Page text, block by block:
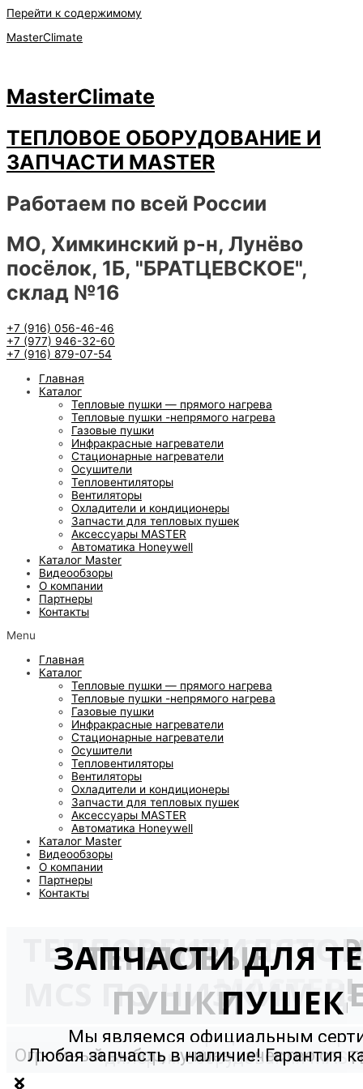
Перейти к содержимому
MasterClimate
MasterClimate
ТЕПЛОВОЕ ОБОРУДОВАНИЕ И
ЗАПЧАСТИ MASTER
Работаем по всей России
МО, Химкинский р-н, Лунёво
посёлок, 1Б, "БРАТЦЕВСКОЕ",
склад №16
+7 (916) 056-46-46
+7 (977) 946-32-60
+7 (916) 879-07-54
Главная
Каталог
Тепловые пушки — прямого нагрева
Тепловые пушки -непрямого нагрева
Газовые пушки
Инфракрасные нагреватели
Стационарные нагреватели
Осушители
Тепловентиляторы
Вентиляторы
Охладители и кондиционеры
Запчасти для тепловых пушек
Аксессуары MASTER
Автоматика Honeywell
Каталог Master
Видеообзоры
О компании
Партнеры
Контакты
Menu
Главная
Каталог
Тепловые пушки — прямого нагрева
Тепловые пушки -непрямого нагрева
Газовые пушки
Инфракрасные нагреватели
Стационарные нагреватели
Осушители
Тепловентиляторы
Вентиляторы
Охладители и кондиционеры
Запчасти для тепловых пушек
Аксессуары MASTER
Автоматика Honeywell
Каталог Master
Видеообзоры
О компании
Партнеры
Контакты
ТЕПЛОВОЕ
MASTER!
Мы являемся официальным
дилером оборудования
MCS ПО НИЗКИМ
ТЕПЛОВЫЕ
ПУШКИ
Огромный выбор, лучшее качество от
ЗАПЧАСТИ ДЛЯ
ПУШЕК
Любая запчасть в наличие! Гарантия